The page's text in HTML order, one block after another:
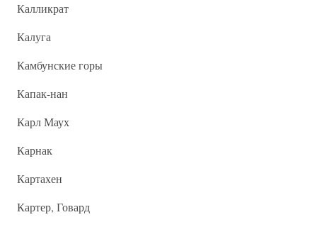
Калликрат
Калуга
Камбунские горы
Капак-нан
Карл Маух
Карнак
Картахен
Картер, Говард